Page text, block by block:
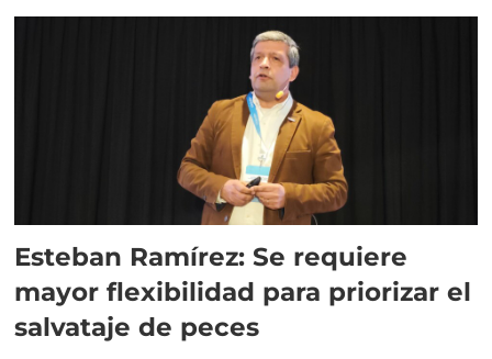
Esteban Ramírez: Se requiere
mayor flexibilidad para priorizar el
salvataje de peces